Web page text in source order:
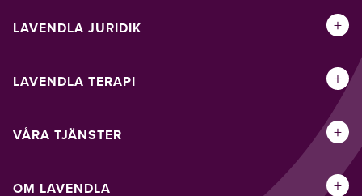
LAVENDLA JURIDIK +
LAVENDLA TERAPI +
VÅRA TJÄNSTER +
OM LAVENDLA +